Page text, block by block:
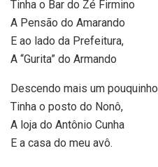
Tinha o Bar do Zé Firmino
A Pensão do Amarando
E ao lado da Prefeitura,
A “Gurita” do Armando
Descendo mais um pouquinho
Tinha o posto do Nonô,
A loja do Antônio Cunha
E a casa do meu avô.